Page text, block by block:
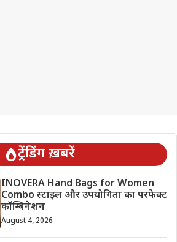
ट्रेंडिंग ख़बरें
INOVERA Hand Bags for Women
Combo स्टाइल और उपयोगिता का परफेक्ट
कॉम्बिनेशन
August 4, 2026